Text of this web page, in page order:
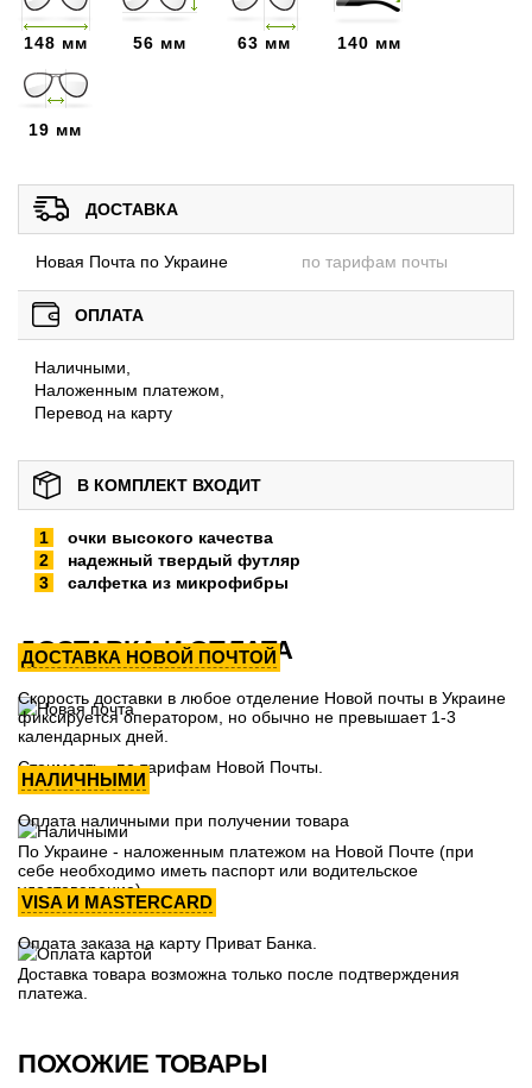
148 мм 56 мм 63 мм 140 мм
19 мм
ДОСТАВКА
Новая Почта по Украине по тарифам почты
ОПЛАТА
Наличными,
Наложенным платежом,
Перевод на карту
В КОМПЛЕКТ ВХОДИТ
очки высокого качества
надежный твердый футляр
салфетка из микрофибры
ДОСТАВКА И ОПЛАТА
ДОСТАВКА НОВОЙ ПОЧТОЙ
Скорость доставки в любое отделение Новой почты в Украине
фиксируется оператором, но обычно не превышает 1-3
календарных дней.
Стоимость - по тарифам Новой Почты.
НАЛИЧНЫМИ
Оплата наличными при получении товара
По Украине - наложенным платежом на Новой Почте (при
себе необходимо иметь паспорт или водительское
удостоверение)
VISA И MASTERCARD
Оплата заказа на карту Приват Банка.
Доставка товара возможна только после подтверждения
платежа.
ПОХОЖИЕ ТОВАРЫ